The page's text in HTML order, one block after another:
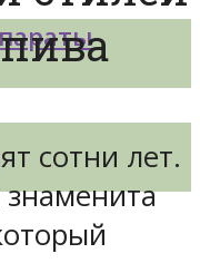
сотни лет.
знаменита